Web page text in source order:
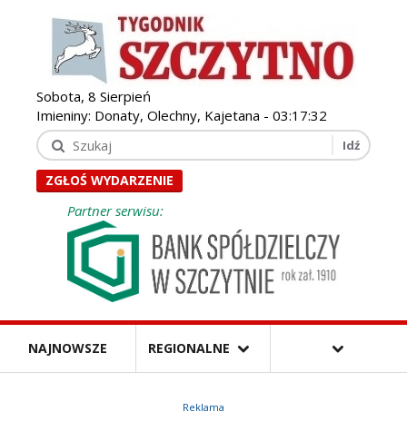
Sobota, 8 Sierpień
Imieniny: Donaty, Olechny, Kajetana - 03:17:33
ZGŁOŚ WYDARZENIE
Partner serwisu:
NAJNOWSZE REGIONALNE
Reklama